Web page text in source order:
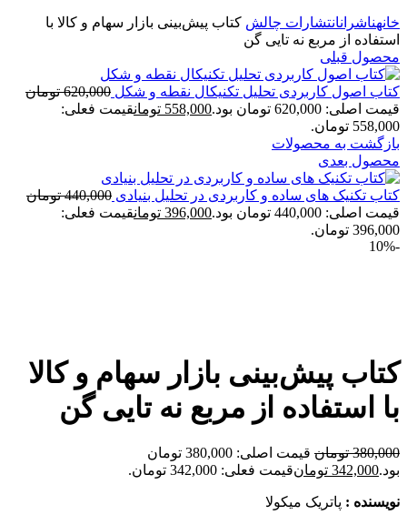
خانهناشرانانتشارات چالش کتاب پیش‌بینی بازار سهام و کالا با
استفاده از مربع نه تایی گن
محصول قبلی
کتاب اصول کاربردی تحلیل تکنیکال نقطه و شکل 620,000 تومان
قیمت اصلی: 620,000 تومان بود.
558,000 تومانقیمت فعلی:
558,000 تومان.
بازگشت به محصولات
محصول بعدی
کتاب تکنیک های ساده و کاربردی در تحلیل بنیادی 440,000 تومان
قیمت اصلی: 440,000 تومان بود.
396,000 تومانقیمت فعلی:
396,000 تومان.
-10%
کتاب پیش‌بینی بازار سهام و کالا
با استفاده از مربع نه تایی گن
380,000 تومان
قیمت اصلی: 380,000 تومان
بود.342,000 تومانقیمت فعلی: 342,000 تومان.
نویسنده : پاتریک میکولا